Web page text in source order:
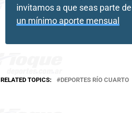
invitamos a que seas parte
un mínimo aporte mensual
RELATED TOPICS: DEPORTES RÍO CUARTO